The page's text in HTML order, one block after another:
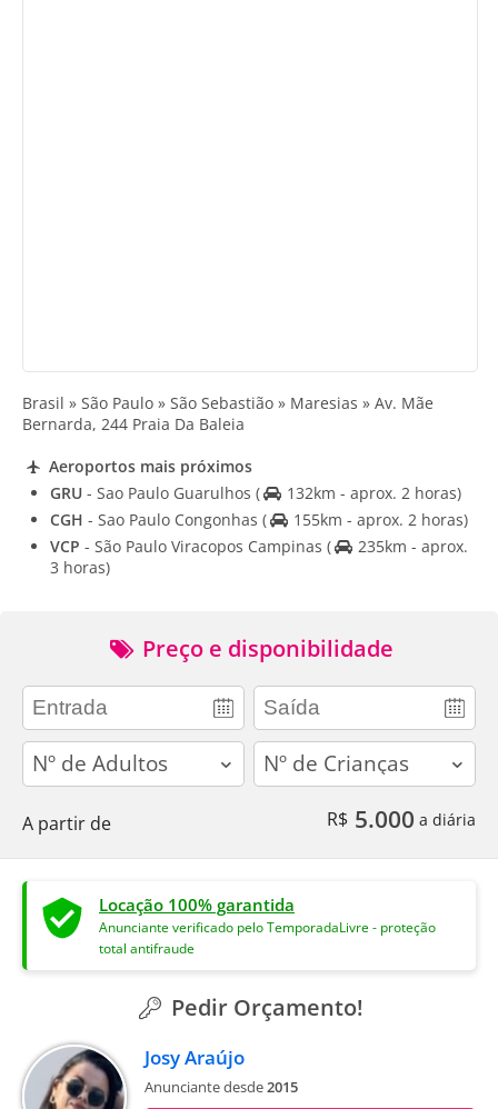
Brasil » São Paulo » São Sebastião » Maresias » Av. Mãe
Bernarda, 244 Praia Da Baleia
Aeroportos mais próximos
GRU - Sao Paulo Guarulhos (
132km - aprox. 2 horas)
CGH - Sao Paulo Congonhas (
155km - aprox. 2 horas)
VCP - São Paulo Viracopos Campinas (
235km - aprox.
3 horas)
Preço e disponibilidade
adults children
A partir de R$ 5.000 a diária
Locação 100% garantida
Anunciante verificado pelo TemporadaLivre - proteção
total antifraude
Pedir Orçamento!
Josy Araújo
Anunciante desde2015